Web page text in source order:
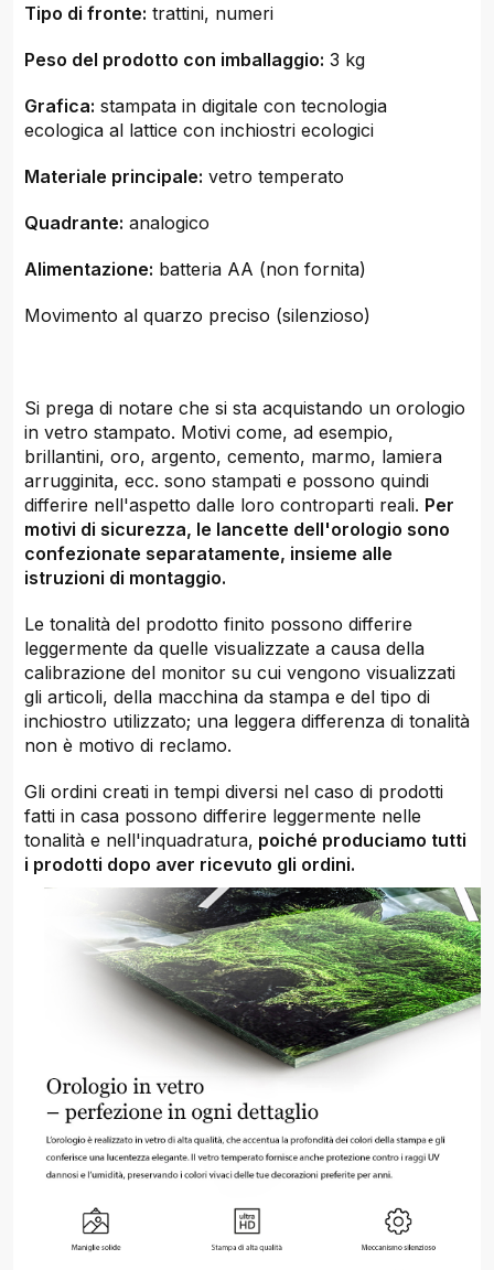
Tipo di fronte: trattini, numeri
Peso del prodotto con imballaggio: 3 kg
Grafica: stampata in digitale con tecnologia
ecologica al lattice con inchiostri ecologici
Materiale principale: vetro temperato
Quadrante: analogico
Alimentazione: batteria AA (non fornita)
Movimento al quarzo preciso (silenzioso)
Si prega di notare che si sta acquistando un orologio
in vetro stampato. Motivi come, ad esempio,
brillantini, oro, argento, cemento, marmo, lamiera
arrugginita, ecc. sono stampati e possono quindi
differire nell'aspetto dalle loro controparti reali. Per
motivi di sicurezza, le lancette dell'orologio sono
confezionate separatamente, insieme alle
istruzioni di montaggio.
Le tonalità del prodotto finito possono differire
leggermente da quelle visualizzate a causa della
calibrazione del monitor su cui vengono visualizzati
gli articoli, della macchina da stampa e del tipo di
inchiostro utilizzato; una leggera differenza di tonalità
non è motivo di reclamo.
Gli ordini creati in tempi diversi nel caso di prodotti
fatti in casa possono differire leggermente nelle
tonalità e nell'inquadratura, poiché produciamo tutti
i prodotti dopo aver ricevuto gli ordini.